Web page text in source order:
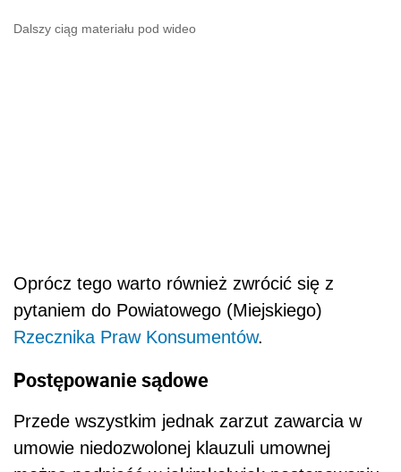
Dalszy ciąg materiału pod wideo
Oprócz tego warto również zwrócić się z
pytaniem do Powiatowego (Miejskiego)
Rzecznika Praw Konsumentów.
Postępowanie sądowe
Przede wszystkim jednak zarzut zawarcia w
umowie niedozwolonej klauzuli umownej